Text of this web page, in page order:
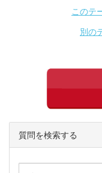
このテ
別の
質問を検索する